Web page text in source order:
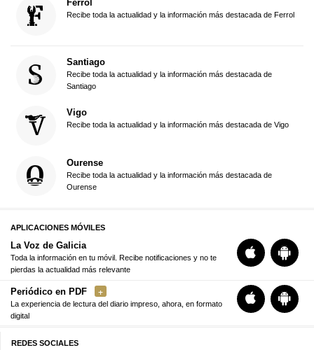
Ferrol
Recibe toda la actualidad y la información más destacada de Ferrol
Santiago
Recibe toda la actualidad y la información más destacada de
Santiago
Vigo
Recibe toda la actualidad y la información más destacada de Vigo
Ourense
Recibe toda la actualidad y la información más destacada de
Ourense
APLICACIONES MÓVILES
La Voz de Galicia
Toda la información en tu móvil. Recibe notificaciones y no te
pierdas la actualidad más relevante
Periódico en PDF
La experiencia de lectura del diario impreso, ahora, en formato
digital
REDES SOCIALES